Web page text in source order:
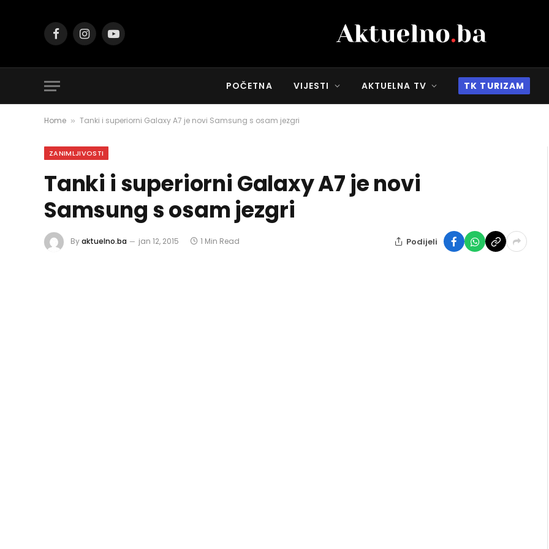
FacebookInstagramYouTube
POČETNA VIJESTI AKTUELNA TV TK TURIZAM
Home » Tanki i superiorni Galaxy A7 je novi Samsung s osam jezgri
ZANIMLJIVOSTI
Tanki i superiorni Galaxy A7 je novi
Samsung s osam jezgri
Byaktuelno.ba jan 12, 2015 1 Min Read Podijeli